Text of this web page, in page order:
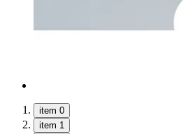
item 0
item 1